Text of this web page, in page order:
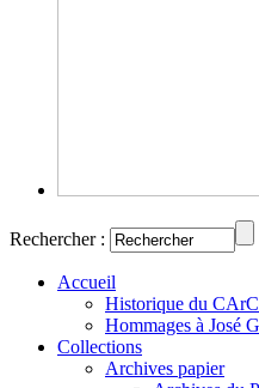
Rechercher :
Accueil
Historique du
Hommages à José
Collections
Archives papier